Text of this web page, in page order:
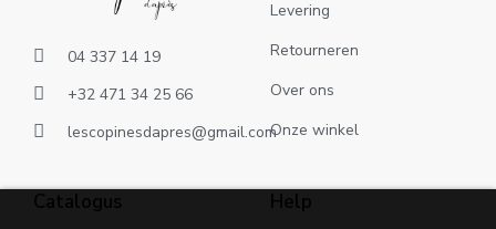
04 337 14 19
+32 471 34 25 66
lescopinesdapres@gmail.com
Levering
Retourneren
Over ons
Onze winkel
Catalogus Help